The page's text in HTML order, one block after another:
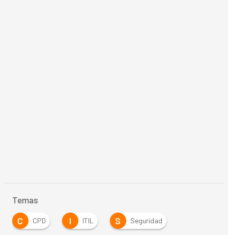
Temas
C
CPD I ITIL S Seguridad